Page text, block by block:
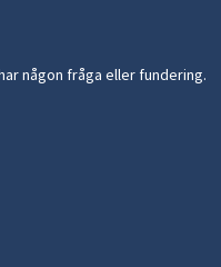
någon fråga eller fundering.